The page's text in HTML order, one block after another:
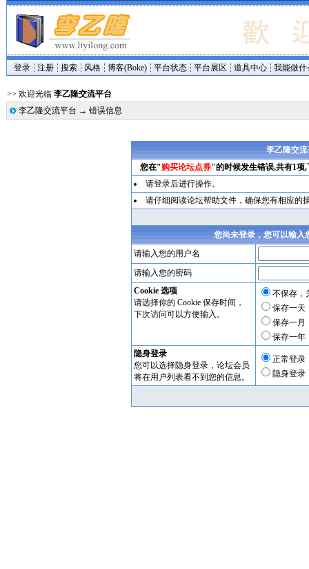
登录 注册 搜索 风格 博客(Boke) 平台状态 平台展区 道具中心 我能做什
>> 欢迎光临 李乙隆交流平台
李乙隆交流平台 → 错误信息
李乙隆交
您在"购买论坛点券"的时候发生错误,共有1项
请登录后进行操作。
请仔细阅读论坛帮助文件，确保您有相应的
您尚未登录，您可以输入
请输入您的用户名
请输入您的密码
Cookie 选项
请选择你的 Cookie 保存时间，
下次访问可以方便输入。
不保存，
保存一天
保存一月
保存一年
隐身登录
您可以选择隐身登录，论坛会员
将在用户列表看不到您的信息。
正常登录
隐身登录